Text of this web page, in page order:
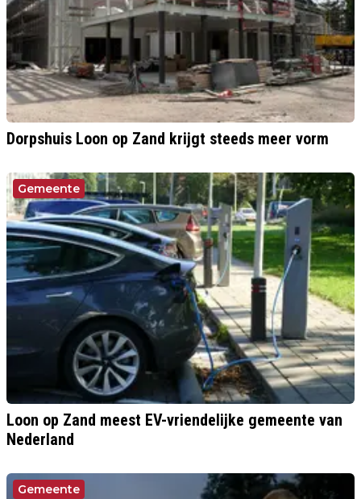
Dorpshuis Loon op Zand krijgt steeds meer vorm
Gemeente
Loon op Zand meest EV-vriendelijke gemeente van
Nederland
Gemeente